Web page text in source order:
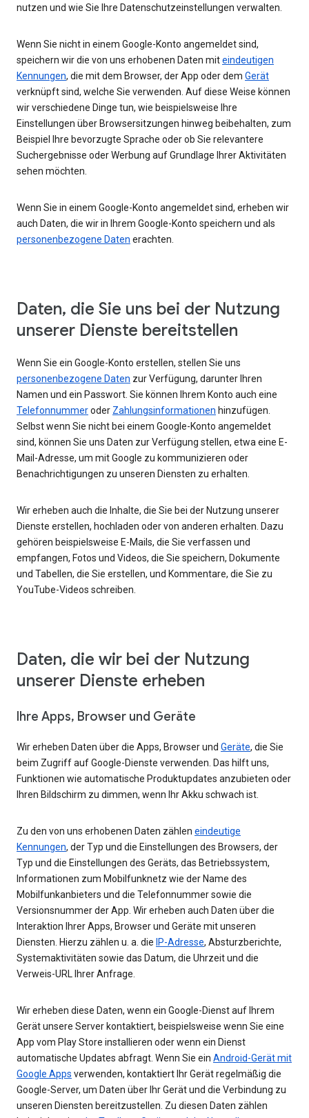
nutzen und wie Sie Ihre Datenschutzeinstellungen verwalten.
Wenn Sie nicht in einem Google-Konto angemeldet sind,
speichern wir die von uns erhobenen Daten miteindeutigen
Kennungen, die mit dem Browser, der App oder dem Gerät
verknüpft sind, welche Sie verwenden. Auf diese Weise können
wir verschiedene Dinge tun, wie beispielsweise Ihre
Einstellungen über Browsersitzungen hinweg beibehalten, zum
Beispiel Ihre bevorzugte Sprache oder ob Sie relevantere
Suchergebnisse oder Werbung auf Grundlage Ihrer Aktivitäten
sehen möchten.
Wenn Sie in einem Google-Konto angemeldet sind, erheben wir
auch Daten, die wir in Ihrem Google-Konto speichern und als
personenbezogene Daten erachten.
Daten, die Sie uns bei der Nutzung
unserer Dienste bereitstellen
Wenn Sie ein Google-Konto erstellen, stellen Sie uns
personenbezogene Daten zur Verfügung, darunter Ihren
Namen und ein Passwort. Sie können Ihrem Konto auch eine
Telefonnummeroder Zahlungsinformationen hinzufügen.
Selbst wenn Sie nicht bei einem Google-Konto angemeldet
sind, können Sie uns Daten zur Verfügung stellen, etwa eine E-
Mail-Adresse, um mit Google zu kommunizieren oder
Benachrichtigungen zu unseren Diensten zu erhalten.
Wir erheben auch die Inhalte, die Sie bei der Nutzung unserer
Dienste erstellen, hochladen oder von anderen erhalten. Dazu
gehören beispielsweise E-Mails, die Sie verfassen und
empfangen, Fotos und Videos, die Sie speichern, Dokumente
und Tabellen, die Sie erstellen, und Kommentare, die Sie zu
YouTube-Videos schreiben.
Daten, die wir bei der Nutzung
unserer Dienste erheben
Ihre Apps, Browser und Geräte
Wir erheben Daten über die Apps, Browser und Geräte, die Sie
beim Zugriff auf Google-Dienste verwenden. Das hilft uns,
Funktionen wie automatische Produktupdates anzubieten oder
Ihren Bildschirm zu dimmen, wenn Ihr Akku schwach ist.
Zu den von uns erhobenen Daten zählen eindeutige
Kennungen, der Typ und die Einstellungen des Browsers, der
Typ und die Einstellungen des Geräts, das Betriebssystem,
Informationen zum Mobilfunknetz wie der Name des
Mobilfunkanbieters und die Telefonnummer sowie die
Versionsnummer der App. Wir erheben auch Daten über die
Interaktion Ihrer Apps, Browser und Geräte mit unseren
Diensten. Hierzu zählen u. a. die IP-Adresse, Absturzberichte,
Systemaktivitäten sowie das Datum, die Uhrzeit und die
Verweis-URL Ihrer Anfrage.
Wir erheben diese Daten, wenn ein Google-Dienst auf Ihrem
Gerät unsere Server kontaktiert, beispielsweise wenn Sie eine
App vom Play Store installieren oder wenn ein Dienst
automatische Updates abfragt. Wenn Sie ein Android-Gerät mit
Google Apps verwenden, kontaktiert Ihr Gerät regelmäßig die
Google-Server, um Daten über Ihr Gerät und die Verbindung zu
unseren Diensten bereitzustellen. Zu diesen Daten zählen